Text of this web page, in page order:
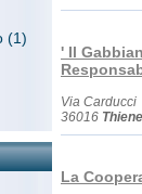
(1)
' Il
Via Carducci
36016 Thiene
La